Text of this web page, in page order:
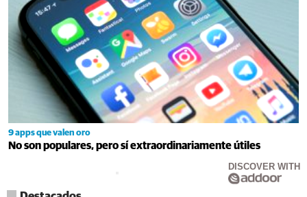
9 apps que valen oro
No son populares, pero sí extraordinariamente útiles
DISCOVER WITH